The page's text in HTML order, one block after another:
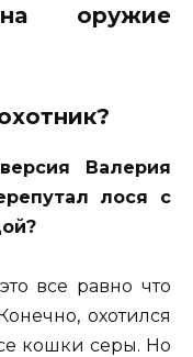
оружие
Валерия
лося с
все равно что
охотился
кошки серы. Но